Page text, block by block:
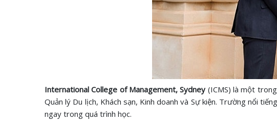
International College of Management, Sydney (ICMS) là một
Quản lý Du lịch, Khách sạn, Kinh doanh và Sự kiện. Trường nổi
ngay trong quá trình học.